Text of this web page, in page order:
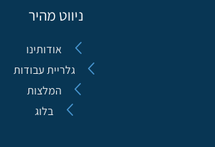
ניווט מהיר
אודותינו
גלריית עבודות
המלצות
בלוג